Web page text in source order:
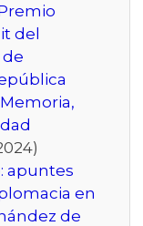
del
Memoria,
apuntes
en
de